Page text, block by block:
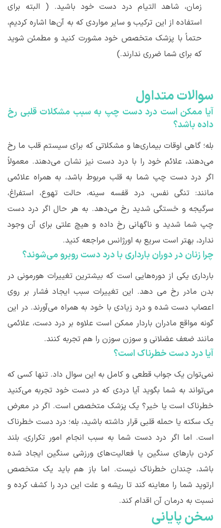
زمان، شاهد التیام درد دست خود باشید. ( البته برای
استفاده از این ترکیب و سایر مواردی که به آنها اشاره کردیم،
حتماً با پزشک متخصص خود مشورت کنید و مطمئن شوید
که برای شما ضرری ندارند.)
سوالات متداول
آیا ممکن است درد دست چپ به سبب مشکلات قلبی رخ
داده باشد؟
بله؛ گاهی اوقات بیماریها و مشکلاتی که برای سیستم قلب ما رخ
میدهند، علائم خود را با درد دست نیز نشان میدهند. معمولاً
اگر درد دست چپ شما به قلب مربوط باشد، به همراه علائمی
مانند: تنگی نفس، درد قفسه سینه، حالت تهوع، استفراغ،
سرگیجه و خستگی شدید رخ میدهد. به هر حال اگر درد دست
چپ شما شدید و ناگهانی رخ داده و هیچ علتی برای آن وجود
ندارد، بهتر است سریع به اورژانس مراجعه کنید.
چرا زنان در دوران بارداری با درد دست روبرو میشوند؟
بارداری یکی از دورههایی است که بیشترین تغییرات هورمونی در
بدن مادر رخ می دهد. این تغییرات سبب ایجاد فشار بر روی
اعصاب دست شده و درد زیادی با خود به همراه میآورند. در این
گونه مواقع مادران باردار ممکن است علاوه بر درد دست، علائمی
مانند ضعف عضلانی و سوزن سوزن را هم تجربه کنند.
آیا درد دست خطرناک است؟
نمیتوان یک جواب قطعی و کامل به این سوال داد. تنها کسی که
میتواند به شما بگوید آیا دردی که در دست خود تجربه میکنید
خطرناک است یا خیر؟ یک پزشک متخصص است. اگر در معرض
یک سکته یا حمله قلبی قرار داشته باشید، بله؛ درد دست خطرناک
است. اما اگر درد دست شما به سبب انجام امور تکراری، بلند
کردن بارهای سنگین یا فعالیتهای ورزشی سنگین ایجاد شده
باشد، چندان خطرناک نیست. اما باز هم باید یک متخصص
ارتوپد شما را معاینه کند تا ریشه و علت این درد را کشف کرده و
نسبت به درمان آن اقدام کند.
سخن پایانی